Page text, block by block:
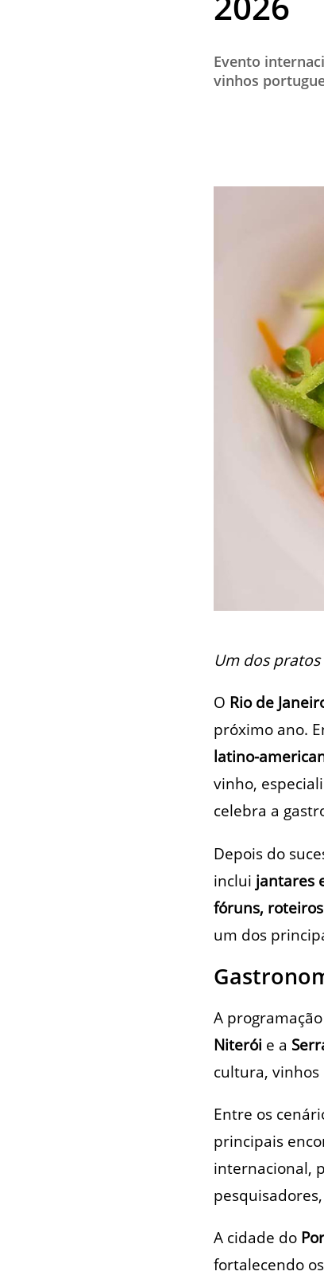
Evento
vinhos
Um dos
O Rio de
próximo ano.
latino-
vinho,
celebra a
Depois do
inclui jantares
fóruns,
um dos
A
Niterói e a
cultura,
Entre os
principais
internacional,
A cidade do
fortalecendo